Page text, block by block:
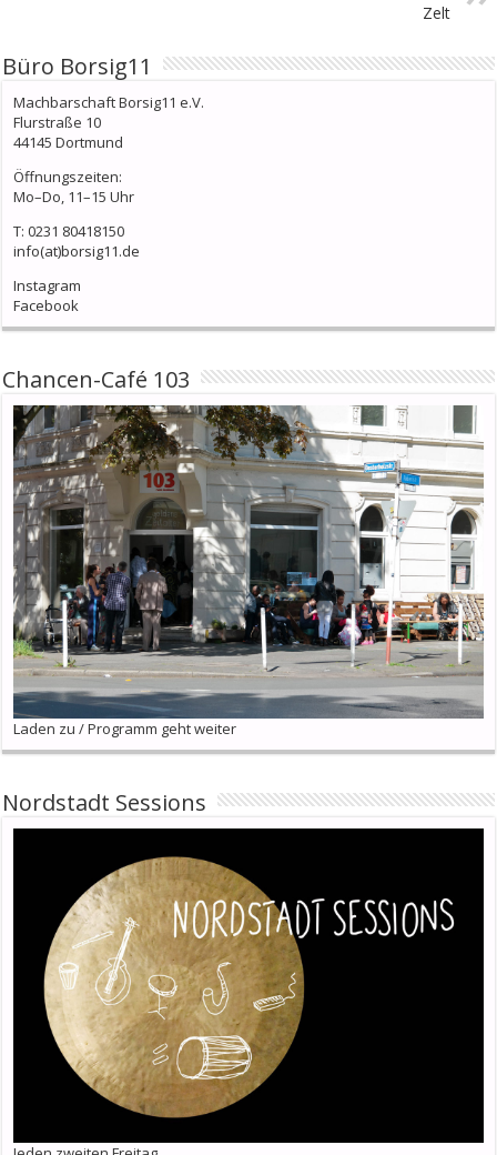
Zelt
Büro Borsig11
Machbarschaft Borsig11 e.V.
Flurstraße 10
44145 Dortmund
Öffnungszeiten:
Mo–Do, 11–15 Uhr
T: 0231 80418150
info(at)borsig11.de
Instagram
Facebook
Chancen-Café 103
Laden zu / Programm geht weiter
Nordstadt Sessions